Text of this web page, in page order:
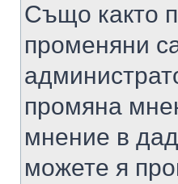
Също както
променяни
промяна
мнение в
можете я